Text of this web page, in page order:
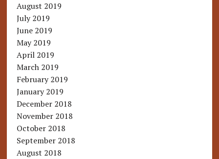
August 2019
July 2019
June 2019
May 2019
April 2019
March 2019
February 2019
January 2019
December 2018
November 2018
October 2018
September 2018
August 2018